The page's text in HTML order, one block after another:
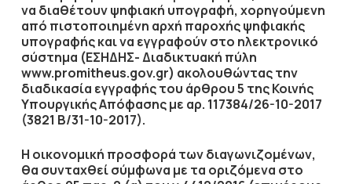
να διαθέτουν ψηφιακή υπογραφή, χορηγούμενη
από πιστοποιημένη αρχή παροχής ψηφιακής
υπογραφής και να εγγραφούν στο ηλεκτρονικό
σύστημα (ΕΣΗΔΗΣ- Διαδικτυακή πύλη
www.promitheus.gov.gr) ακολουθώντας την
διαδικασία εγγραφής του άρθρου 5 της Κοινής
Υπουργικής Απόφασης με αρ. 117384/26-10-2017
(3821 Β/31-10-2017).
Η οικονομική προσφορά των διαγωνιζομένων,
θα συνταχθεί σύμφωνα με τα οριζόμενα στο